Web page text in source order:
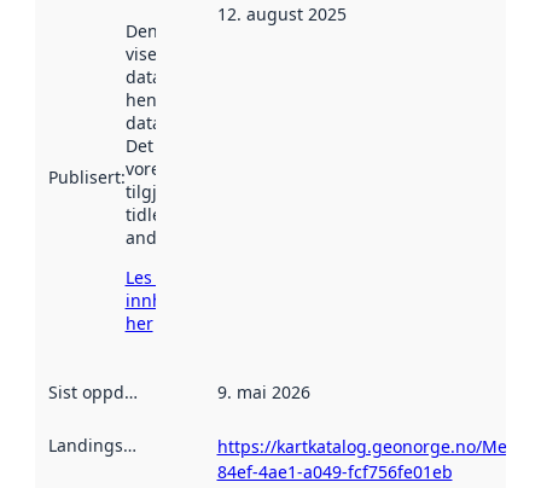
Publisert:
Denne datoen
viser når
datasettet vart
henta inn av
data.norge.no.
Det kan ha
vore
tilgjengeleg
tidlegare
andre stader.
Les meir om
innhenting
her
12. august 2025
Sist oppdatert 9. mai 2026
Landingsside
https://kartkatalog.geonorge.no/
84ef-4ae1-a049-fcf756fe01eb